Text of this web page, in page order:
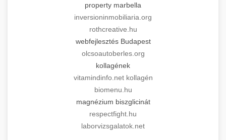
property marbella
inversioninmobiliaria.org
rothcreative.hu
webfejlesztés Budapest
olcsoautoberles.org
kollagének
vitamindinfo.net kollagén
biomenu.hu
magnézium biszglicinát
respectfight.hu
laborvizsgalatok.net